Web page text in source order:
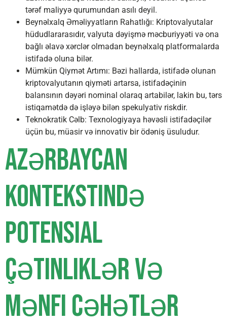
tərəf maliyyə qurumundan asılı deyil.
Beynəlxalq Əməliyyatların Rahatlığı: Kriptovalyutalar
hüdudlararasıdır, valyuta dəyişmə məcburiyyəti və ona
bağlı əlavə xərclər olmadan beynəlxalq platformalarda
istifadə oluna bilər.
Mümkün Qiymət Artımı: Bəzi hallarda, istifadə olunan
kriptovalyutanın qiyməti artarsa, istifadəçinin
balansının dəyəri nominal olaraq artabilər, lakin bu, tərs
istiqamətdə də işləyə bilən spekulyativ riskdir.
Teknokratik Cəlb: Texnologiyaya həvəsli istifadəçilər
üçün bu, müasir və innovativ bir ödəniş üsuludur.
Azərbaycan
Kontekstində
Potensial
Çətinliklər və
Mənfi Cəhətlər